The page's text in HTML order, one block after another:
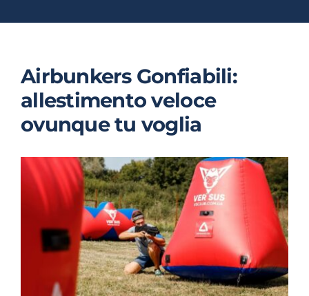
Airbunkers Gonfiabili:
allestimento veloce
ovunque tu voglia